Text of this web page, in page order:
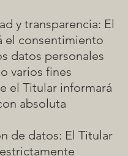
y transparencia: El
el consentimiento
datos personales
varios fines
el Titular informará
absoluta
de datos: El Titular